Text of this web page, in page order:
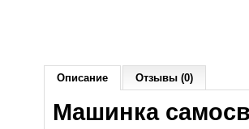
Описание Отзывы (0)
Машинка